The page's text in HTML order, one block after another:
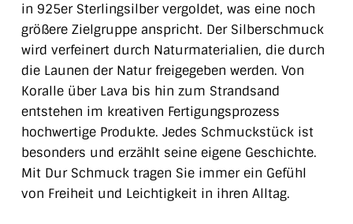
in 925er Sterlingsilber vergoldet, was eine noch
größere Zielgruppe anspricht. Der Silberschmuck
wird verfeinert durch Naturmaterialien, die durch
die Launen der Natur freigegeben werden. Von
Koralle über Lava bis hin zum Strandsand
entstehen im kreativen Fertigungsprozess
hochwertige Produkte. Jedes Schmuckstück ist
besonders und erzählt seine eigene Geschichte.
Mit Dur Schmuck tragen Sie immer ein Gefühl
von Freiheit und Leichtigkeit in ihren Alltag.